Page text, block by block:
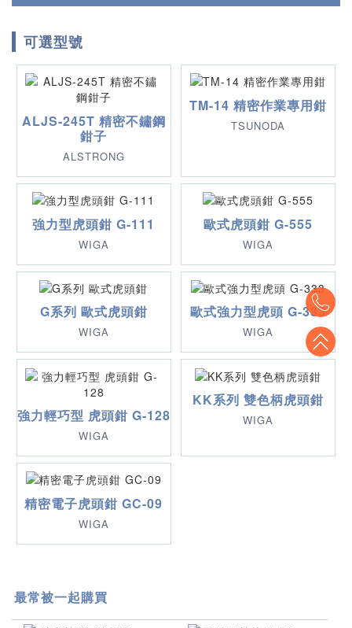
可選型號
ALJS-245T 精密不鏽鋼
鉗子
ALSTRONG
TM-14 精密作業專用鉗
TSUNODA
強力型虎頭鉗 G-111
WIGA
歐式虎頭鉗 G-555
WIGA
G系列 歐式虎頭鉗
WIGA
歐式強力型虎頭 G-333
WIGA
強力輕巧型 虎頭鉗 G-128
WIGA
KK系列 雙色柄虎頭鉗
WIGA
精密電子虎頭鉗 GC-09
WIGA
最常被一起購買